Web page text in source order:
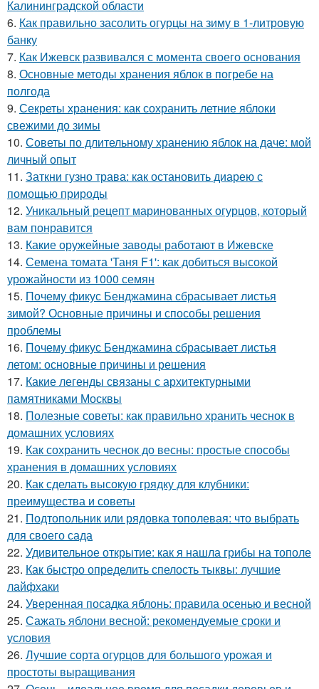
Калининградской области
6. Как правильно засолить огурцы на зиму в 1-литровую
банку
7. Как Ижевск развивался с момента своего основания
8. Основные методы хранения яблок в погребе на
полгода
9. Секреты хранения: как сохранить летние яблоки
свежими до зимы
10. Советы по длительному хранению яблок на даче: мой
личный опыт
11. Заткни гузно трава: как остановить диарею с
помощью природы
12. Уникальный рецепт маринованных огурцов, который
вам понравится
13. Какие оружейные заводы работают в Ижевске
14. Семена томата 'Таня F1': как добиться высокой
урожайности из 1000 семян
15. Почему фикус Бенджамина сбрасывает листья
зимой? Основные причины и способы решения
проблемы
16. Почему фикус Бенджамина сбрасывает листья
летом: основные причины и решения
17. Какие легенды связаны с архитектурными
памятниками Москвы
18. Полезные советы: как правильно хранить чеснок в
домашних условиях
19. Как сохранить чеснок до весны: простые способы
хранения в домашних условиях
20. Как сделать высокую грядку для клубники:
преимущества и советы
21. Подтопольник или рядовка тополевая: что выбрать
для своего сада
22. Удивительное открытие: как я нашла грибы на тополе
23. Как быстро определить спелость тыквы: лучшие
лайфхаки
24. Уверенная посадка яблонь: правила осенью и весной
25. Сажать яблони весной: рекомендуемые сроки и
условия
26. Лучшие сорта огурцов для большого урожая и
простоты выращивания